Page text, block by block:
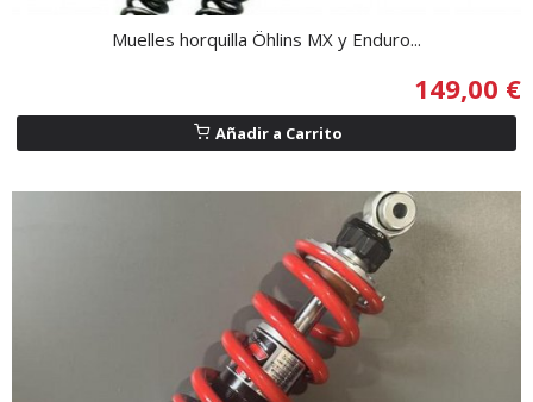
Muelles horquilla Öhlins MX y Enduro...
149,00 €
Añadir a Carrito